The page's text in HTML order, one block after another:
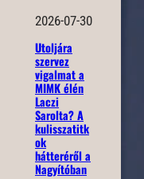
2026-07-30
Utoljára
szervez
vigalmat a
MIMK élén
Laczi
Sarolta? A
kulisszatitk
ok
hátteréről a
Nagyítóban